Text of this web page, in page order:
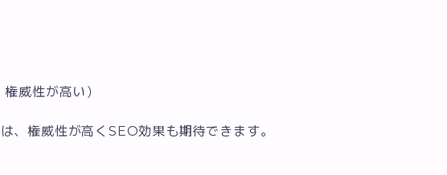
権威性が高い）
、権威性が高くSEO効果も期待できます。